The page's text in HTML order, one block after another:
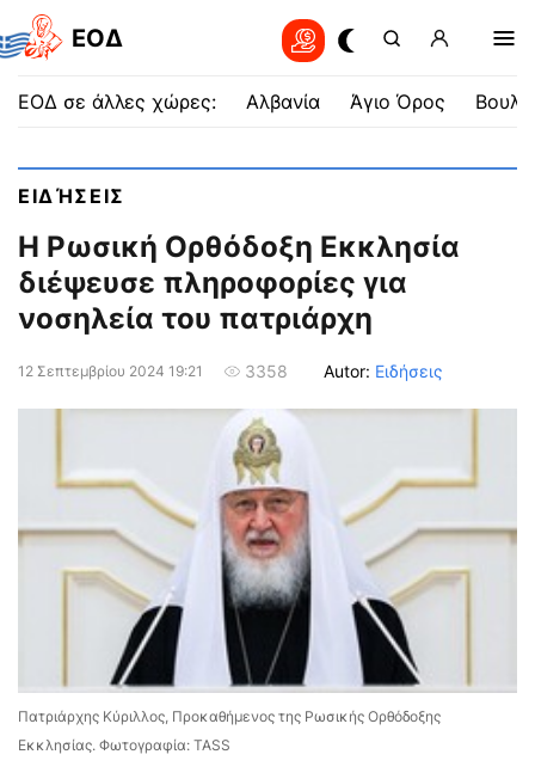
EOΔ
ΕΟΔ σε άλλες χώρες: Αλβανία Άγιο Όρος
ΕΙΔΉΣΕΙΣ
Η Ρωσική Ορθόδοξη Εκκλησία
διέψευσε πληροφορίες για
νοσηλεία του πατριάρχη
12 Σεπτεμβρίου 2024 19:21 3358 Autor: Ειδήσεις
Πατριάρχης Κύριλλος, Προκαθήμενος της Ρωσικής Ορθόδοξης
Εκκλησίας. Φωτογραφία: TASS